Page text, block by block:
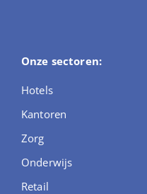
Onze sectoren:
Hotels
Kantoren
Zorg
Onderwijs
Retail